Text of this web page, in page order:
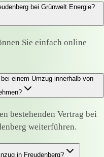
bei Grünwelt Energie?
Sie einfach online
einem Umzug innerhalb von
bestehenden Vertrag bei
weiterführen.
in Freudenberg?